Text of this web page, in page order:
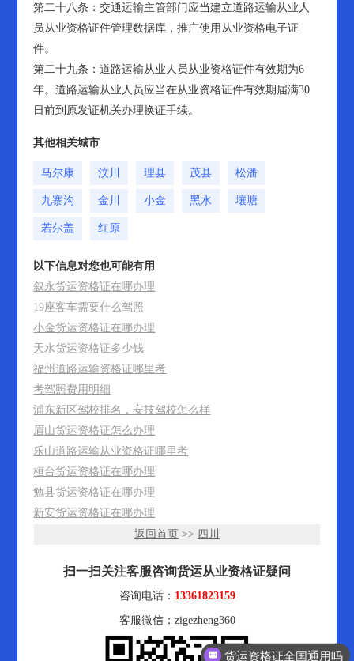
第二十八条：交通运输主管部门应当建立道路运输从业人
员从业资格证件管理数据库，推广使用从业资格电子证
件。
第二十九条：道路运输从业人员从业资格证件有效期为6
年。道路运输从业人员应当在从业资格证件有效期届满30
日前到原发证机关办理换证手续。
其他相关城市
马尔康 汶川 理县 茂县 松潘
九寨沟 金川 小金 黑水 壤塘
若尔盖 红原
以下信息对您也可能有用
叙永货运资格证在哪办理
19座客车需要什么驾照
小金货运资格证在哪办理
天水货运资格证多少钱
福州道路运输资格证哪里考
考驾照费用明细
浦东新区驾校排名，安技驾校怎么样
眉山货运资格证怎么办理
乐山道路运输从业资格证哪里考
桓台货运资格证在哪办理
勉县货运资格证在哪办理
新安货运资格证在哪办理
返回首页 >> 四川
扫一扫关注客服咨询货运从业资格证疑问
咨询电话： 13361823159
客服微信：zigezheng360
货运资格证全国通用吗